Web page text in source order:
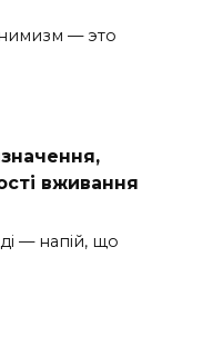
— это
вживання
— напій, що